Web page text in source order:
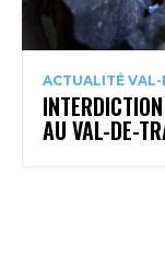
ACTUALITÉ VAL-
AU VAL-DE-